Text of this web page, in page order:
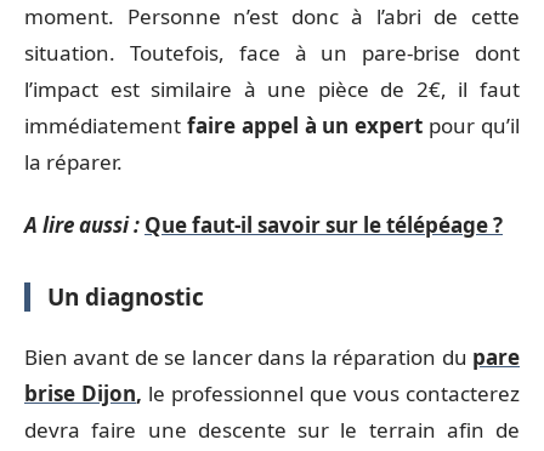
moment. Personne n’est donc à l’abri de cette
situation. Toutefois, face à un pare-brise dont
l’impact est similaire à une pièce de 2€, il faut
immédiatement faire appel à un expert pour qu’il
la réparer.
A lire aussi : Que faut-il savoir sur le télépéage ?
Un diagnostic
Bien avant de se lancer dans la réparation du pare
brise Dijon, le professionnel que vous contacterez
devra faire une descente sur le terrain afin de